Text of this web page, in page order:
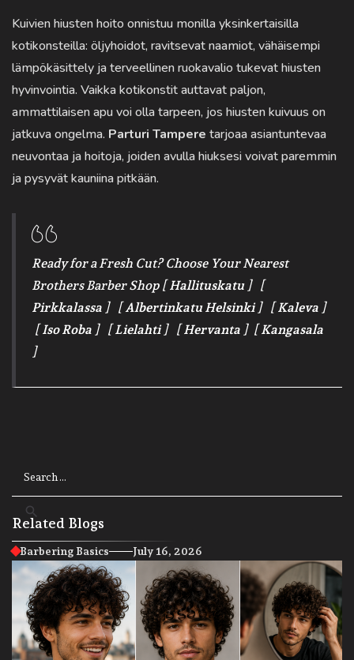
Kuivien hiusten hoito onnistuu monilla yksinkertaisilla
kotikonsteilla: öljyhoidot, ravitsevat naamiot, vähäisempi
lämpökäsittely ja terveellinen ruokavalio tukevat hiusten
hyvinvointia. Vaikka kotikonstit auttavat paljon,
ammattilaisen apu voi olla tarpeen, jos hiusten kuivuus on
jatkuva ongelma. Parturi Tampere tarjoaa asiantuntevaa
neuvontaa ja hoitoja, joiden avulla hiuksesi voivat paremmin
ja pysyvät kauniina pitkään.
Ready for a Fresh Cut? Choose Your Nearest
Brothers Barber Shop [Hallituskatu] [
Pirkkalassa ] [Albertinkatu Helsinki] [Kaleva ]
[Iso Roba ] [Lielahti] [Hervanta ] [Kangasala
]
Related Blogs
Barbering Basics July 16, 2026